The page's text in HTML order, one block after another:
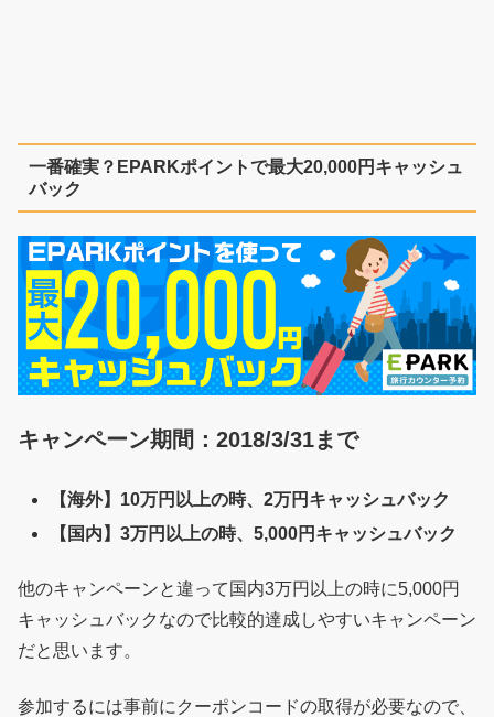
一番確実？EPARKポイントで最大20,000円キャッシュ
バック
キャンペーン期間：2018/3/31まで
【海外】10万円以上の時、2万円キャッシュバック
【国内】3万円以上の時、5,000円キャッシュバック
他のキャンペーンと違って国内3万円以上の時に5,000円
キャッシュバックなので比較的達成しやすいキャンペーン
だと思います。
参加するには事前にクーポンコードの取得が必要なので、